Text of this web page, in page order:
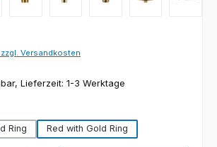
Versandkosten
Lieferzeit: 1-3 Werktage
Ring
Red with Gold Ring